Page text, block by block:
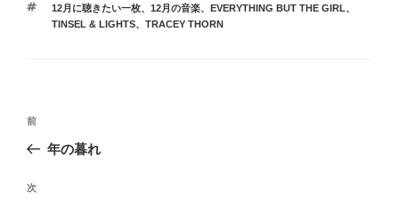
ゴ
リ
タ
グ
12月に聴きたい一枚、 12月の音楽、 EVERYTHING BUT THE GIRL、
TINSEL & LIGHTS、 TRACEY THORN
投
ビ
前
の
稿
前
年の暮れ
次
次